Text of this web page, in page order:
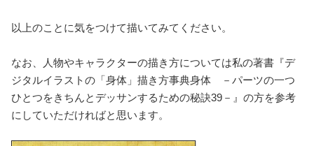
以上のことに気をつけて描いてみてください。
なお、人物やキャラクターの描き方については私の著書『デ
ジタルイラストの「身体」描き方事典身体 －パーツの一つ
ひとつをきちんとデッサンするための秘訣39－』の方を参考
にしていただければと思います。